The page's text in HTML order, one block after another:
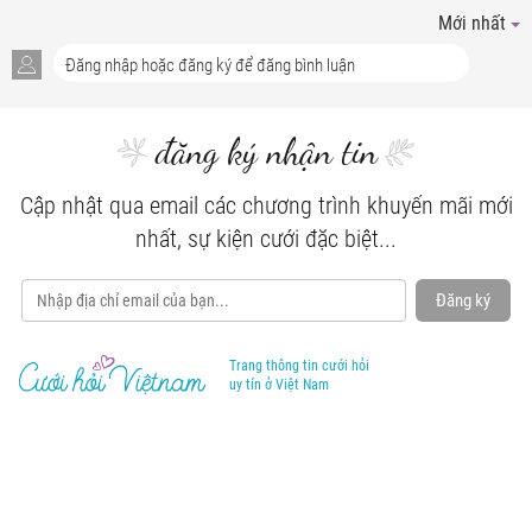
Mới nhất
đăng ký nhận tin
Cập nhật qua email các chương trình khuyến mãi mới
nhất, sự kiện cưới đặc biệt...
Đăng ký
Trang thông tin cưới hỏi
uy tín ở Việt Nam